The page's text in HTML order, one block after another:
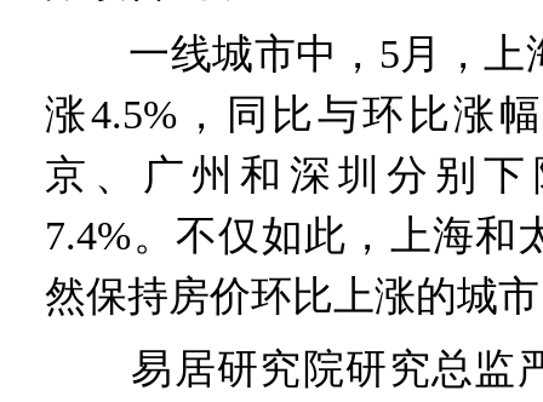
一线城市中，5月，上
涨4.5%，同比与环比涨
京、广州和深圳分别下
7.4%。不仅如此，上海和
然保持房价环比上涨的城
易居研究院研究总监